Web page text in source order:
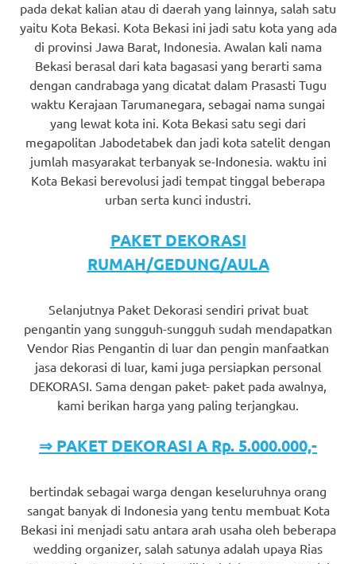
pada dekat kalian atau di daerah yang lainnya, salah satu
yaitu Kota Bekasi. Kota Bekasi ini jadi satu kota yang ada
di provinsi Jawa Barat, Indonesia. Awalan kali nama
Bekasi berasal dari kata bagasasi yang berarti sama
dengan candrabaga yang dicatat dalam Prasasti Tugu
waktu Kerajaan Tarumanegara, sebagai nama sungai
yang lewat kota ini. Kota Bekasi satu segi dari
megapolitan Jabodetabek dan jadi kota satelit dengan
jumlah masyarakat terbanyak se-Indonesia. waktu ini
Kota Bekasi berevolusi jadi tempat tinggal beberapa
urban serta kunci industri.
PAKET DEKORASI
RUMAH/GEDUNG/AULA
Selanjutnya Paket Dekorasi sendiri privat buat
pengantin yang sungguh-sungguh sudah mendapatkan
Vendor Rias Pengantin di luar dan pengin manfaatkan
jasa dekorasi di luar, kami juga persiapkan personal
DEKORASI. Sama dengan paket- paket pada awalnya,
kami berikan harga yang paling terjangkau.
⇒ PAKET DEKORASI A Rp. 5.000.000,-
bertindak sebagai warga dengan keseluruhnya orang
sangat banyak di Indonesia yang tentu membuat Kota
Bekasi ini menjadi satu antara arah usaha oleh beberapa
wedding organizer, salah satunya adalah upaya Rias